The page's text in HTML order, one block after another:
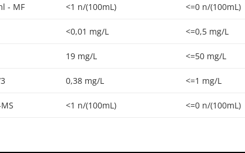
- MF <1 n/(100mL) <=0 n/(100mL)
<0,01 mg/L <=0,5 mg/L
19 mg/L <=50 mg/L
0,38 mg/L <=1 mg/L
<1 n/(100mL) <=0 n/(100mL)